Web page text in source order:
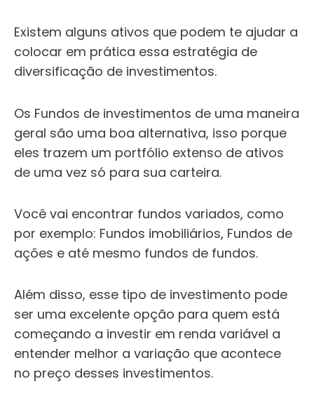
Existem alguns ativos que podem te ajudar a
colocar em prática essa estratégia de
diversificação de investimentos.
Os Fundos de investimentos de uma maneira
geral são uma boa alternativa, isso porque
eles trazem um portfólio extenso de ativos
de uma vez só para sua carteira.
Você vai encontrar fundos variados, como
por exemplo: Fundos imobiliários, Fundos de
ações e até mesmo fundos de fundos.
Além disso, esse tipo de investimento pode
ser uma excelente opção para quem está
começando a investir em renda variável a
entender melhor a variação que acontece
no preço desses investimentos.